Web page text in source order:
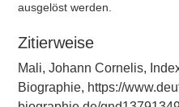
ausgelöst werden.
Zitierweise
Mali, Johann Cornelis,
Biographie, https://